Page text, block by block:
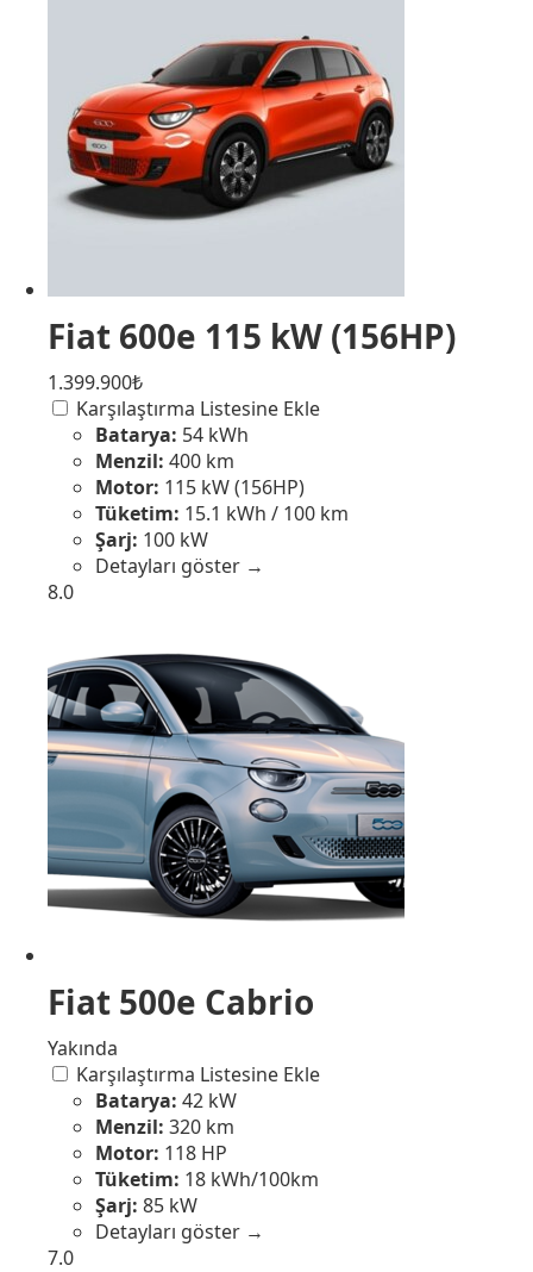
Fiat 600e 115 kW (156HP)
1.399.900₺
Karşılaştırma Listesine Ekle
Batarya: 54 kWh
Menzil: 400 km
Motor: 115 kW (156HP)
Tüketim: 15.1 kWh / 100 km
Şarj: 100 kW
Detayları göster →
8.0
Fiat 500e Cabrio
Yakında
Karşılaştırma Listesine Ekle
Batarya: 42 kW
Menzil: 320 km
Motor: 118 HP
Tüketim: 18 kWh/100km
Şarj: 85 kW
Detayları göster →
7.0